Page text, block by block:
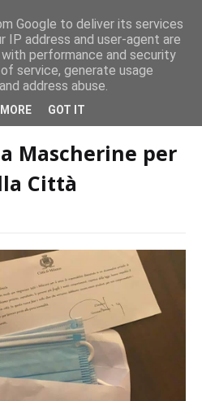
a Vaccarella: il programma
27 Mila Mascherine per le Famiglie
Mascherine per
Città
Google to deliver its services
IP address and user-agent are
performance and security
service, generate usage
address abuse.
GOT IT